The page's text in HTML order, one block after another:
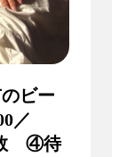
ビー
／
④待